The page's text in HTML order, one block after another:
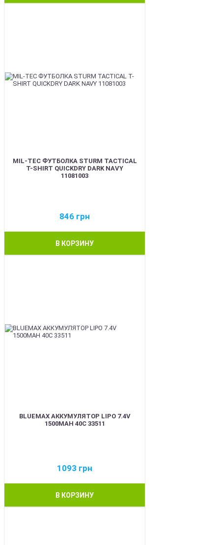
MIL-TEC ФУТБОЛКА STURM TACTICAL
T-SHIRT QUICKDRY DARK NAVY
11081003
846 грн
В КОРЗИНУ
BLUEMAX АККУМУЛЯТОР LIPO 7.4V
1500MAH 40C 33511
1093 грн
В КОРЗИНУ